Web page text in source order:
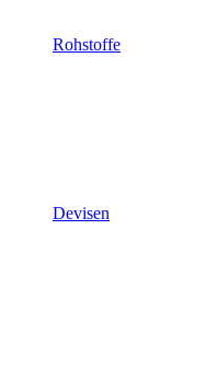
Rohstoffe
Devisen